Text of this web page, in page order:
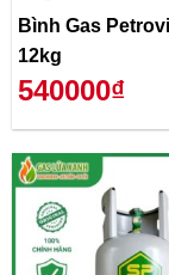
Bình Gas
12kg
540000₫